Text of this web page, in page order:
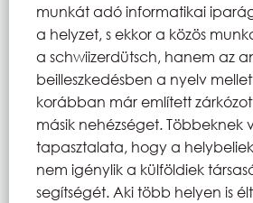
munkát adó informatikai
a helyzet, s ekkor a közös
a schwiizerdütsch, hanem az
beilleszkedésben a nyelv
korábban már említett
másik nehézséget. Többeknek
tapasztalata, hogy a
nem igénylik a külföldiek
segítségét. Aki több helyen is